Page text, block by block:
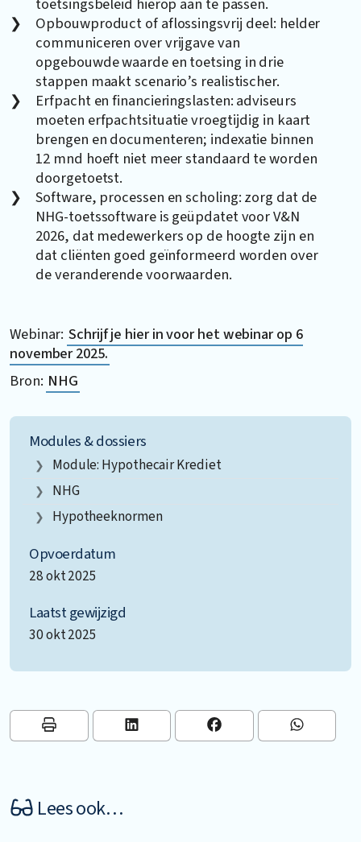
Opbouwproduct of aflossingsvrij deel: helder
communiceren over vrijgave van
opgebouwde waarde en toetsing in drie
stappen maakt scenario’s realistischer.
Erfpacht en financieringslasten: adviseurs
moeten erfpachtsituatie vroegtijdig in kaart
brengen en documenteren; indexatie binnen
12 mnd hoeft niet meer standaard te worden
doorgetoetst.
Software, processen en scholing: zorg dat de
NHG-toetssoftware is geüpdatet voor V&N
2026, dat medewerkers op de hoogte zijn en
dat cliënten goed geïnformeerd worden over
de veranderende voorwaarden.
Webinar: Schrijf je hier in voor het webinar op 6
november 2025.
Bron: NHG
Modules & dossiers
Module: Hypothecair Krediet
NHG
Hypotheeknormen
Opvoerdatum
28 okt 2025
Laatst gewijzigd
30 okt 2025
Lees ook…